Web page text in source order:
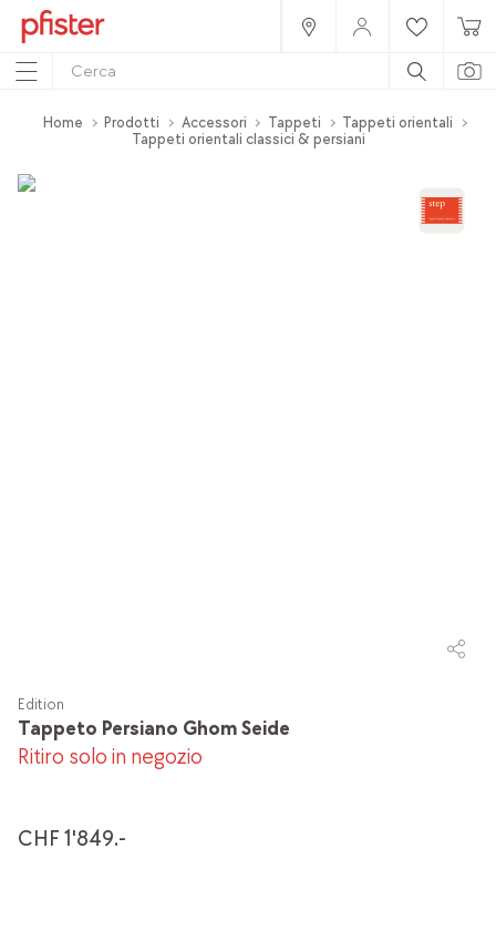
Home Prodotti Accessori Tappeti
Tappeti orientali
Tappeti orientali classici & persiani
Tappeto Persiano Ghom Seide
Edition
Ritiro solo in negozio
CHF 1'849.-